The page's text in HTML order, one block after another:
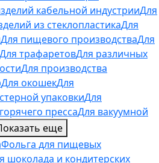
кабельной индустрииДля
из стеклопластикаДля
Для пищевого производстваДля
Для трафаретовДля различных
Для производства
Для окошекДля
упаковкиДля
прессаДля вакуумной
еще
Фольга для пищевых
шоколада и кондитерских